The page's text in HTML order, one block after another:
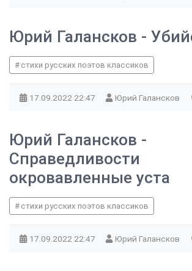
Юрий Галансков -
стихи русских поэтов классиков
17.09.2022 22:47 Юрий Галансков
Юрий Галансков -
Справедливости
окровавленные уста
стихи русских поэтов классиков
17.09.2022 22:47 Юрий Галансков